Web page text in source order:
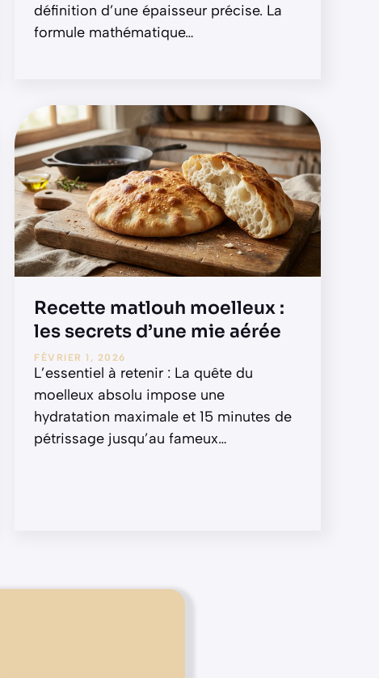
définition d’une épaisseur précise. La
formule mathématique…
Recette matlouh moelleux :
les secrets d’une mie aérée
FÉVRIER 1, 2026
L’essentiel à retenir : La quête du
moelleux absolu impose une
hydratation maximale et 15 minutes de
pétrissage jusqu’au fameux…